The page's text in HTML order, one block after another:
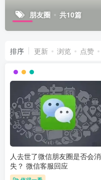
朋友圈 共10篇
排序 更新 浏览 点赞
人去世了微信朋友圈是否会消
失？ 微信客服回应